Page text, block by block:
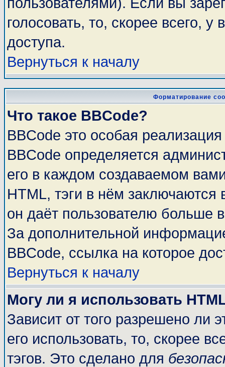
голосовать, то, скорее всего,
доступа.
Вернуться к началу
Форматирование
Что такое BBCode?
BBCode это особая
BBCode определяется
его в каждом создаваемом
HTML, тэги в нём заключаются
он даёт пользователю больше
За дополнительной
BBCode, ссылка на которое
Вернуться к началу
Могу ли я использовать
Зависит от того разрешено ли
его использовать, то, скорее
тэгов. Это сделано для